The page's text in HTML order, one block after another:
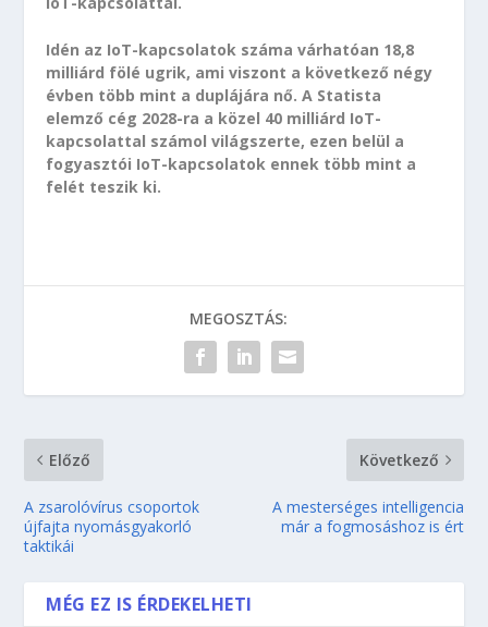
Idén az IoT-kapcsolatok száma várhatóan 18,8
milliárd fölé ugrik, ami viszont a következő négy
évben több mint a duplájára nő. A Statista
elemző cég 2028-ra a közel 40 milliárd IoT-
kapcsolattal számol világszerte, ezen belül a
fogyasztói IoT-kapcsolatok ennek több mint a
felét teszik ki.
MEGOSZTÁS:
Előző
A zsarolóvírus csoportok
újfajta nyomásgyakorló
taktikái
Következő
A mesterséges intelligencia
már a fogmosáshoz is ért
MÉG EZ IS ÉRDEKELHETI